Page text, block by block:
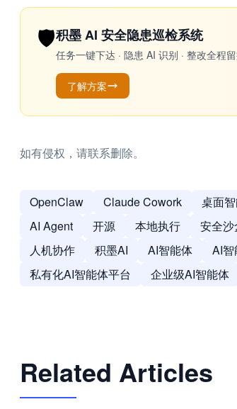
🛡️积墨 AI 安全隐患巡检系统
任务一键下达 · 隐患 AI 识别 · 整改全程
了解方案
如有侵权，请联系删除。
OpenClaw Claude Cowork
桌面
AI Agent
开源 本地执行
安全沙
人机协作
积墨AI AI智能体
AI智
私有化AI智能体平台
企业级AI智能体
Related Articles